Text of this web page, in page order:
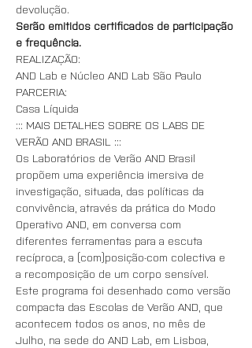
devolução.
Serão emitidos certificados de participação
e frequência.
REALIZAÇÃO:
AND Lab e Núcleo AND Lab São Paulo
PARCERIA:
Casa Líquida
::: MAIS DETALHES SOBRE OS LABS DE
VERÃO AND BRASIL :::
Os Laboratórios de Verão AND Brasil
propõem uma experiência imersiva de
investigação, situada, das políticas da
convivência, através da prática do Modo
Operativo AND, em conversa com
diferentes ferramentas para a escuta
recíproca, a (com)posição-com colectiva e
a recomposição de um corpo sensível.
Este programa foi desenhado como versão
compacta das Escolas de Verão AND, que
acontecem todos os anos, no mês de
Julho, na sede do AND Lab, em Lisboa,